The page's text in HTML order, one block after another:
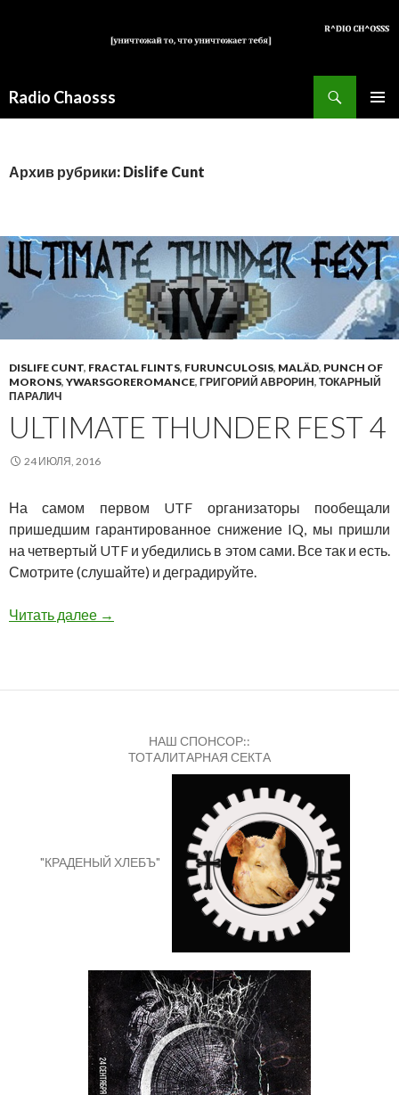
Radio Chaosss
Архив рубрики: Dislife Cunt
DISLIFE CUNT, FRACTAL FLINTS, FURUNCULOSIS, MALÄD, PUNCH OF
MORONS, YWARSGOREROMANCE, ГРИГОРИЙ АВРОРИН, ТОКАРНЫЙ
ПАРАЛИЧ
ULTIMATE THUNDER FEST 4
24 ИЮЛЯ, 2016
На самом первом UTF организаторы пообещали
пришедшим гарантированное снижение IQ, мы пришли
на четвертый UTF и убедились в этом сами. Все так и есть.
Смотрите (слушайте) и деградируйте.
Читать далее Ultimate Thunder Fest 4
→
НАШ СПОНСОР::
ТОТАЛИТАРНАЯ СЕКТА
"КРАДЕНЫЙ ХЛЕБЪ"